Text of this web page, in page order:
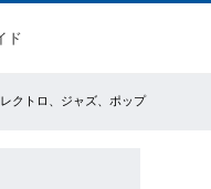
ド
クトロ、ジャズ、ポップ